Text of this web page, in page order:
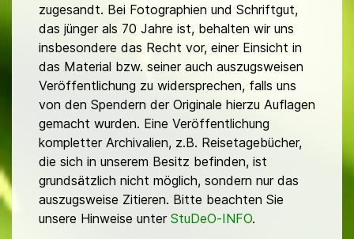
zugesandt. Bei Fotographien und Schriftgut,
das jünger als 70 Jahre ist, behalten wir uns
insbesondere das Recht vor, einer Einsicht in
das Material bzw. seiner auch auszugsweisen
Veröffentlichung zu widersprechen, falls uns
von den Spendern der Originale hierzu Auflagen
gemacht wurden. Eine Veröffentlichung
kompletter Archivalien, z.B. Reisetagebücher,
die sich in unserem Besitz befinden, ist
grundsätzlich nicht möglich, sondern nur das
auszugsweise Zitieren. Bitte beachten Sie
unsere Hinweise unter StuDeO-INFO.